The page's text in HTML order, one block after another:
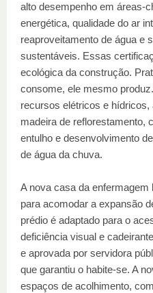
alto desempenho em áreas-
energética, qualidade do ar
reaproveitamento de água e
sustentáveis. Essas
ecológica da construção.
consome, ele mesmo
recursos elétricos e
madeira de reflorestamento,
entulho e desenvolvimento
de água da chuva.
A nova casa da enfermagem
para acomodar a expansão
prédio é adaptado para o
deficiência visual e
e aprovada por servidora
que garantiu o habite-se. A
espaços de acolhimento,